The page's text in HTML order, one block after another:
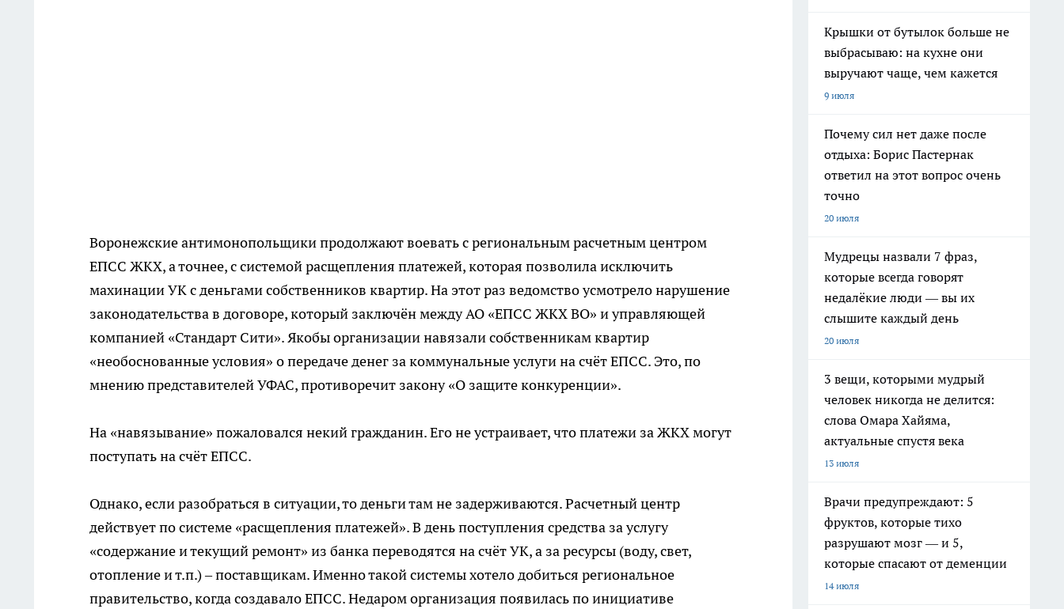
Воронежские антимонопольщики продолжают воевать с региональным расчетным центром
ЕПСС ЖКХ, а точнее, с системой расщепления платежей, которая позволила исключить
махинации УК с деньгами собственников квартир. На этот раз ведомство усмотрело нарушение
законодательства в договоре, который заключён между АО «ЕПСС ЖКХ ВО» и управляющей
компанией «Стандарт Сити». Якобы организации навязали собственникам квартир
«необоснованные условия» о передаче денег за коммунальные услуги на счёт ЕПСС. Это, по
мнению представителей УФАС, противоречит закону «О защите конкуренции».
На «навязывание» пожаловался некий гражданин. Его не устраивает, что платежи за ЖКХ могут
поступать на счёт ЕПСС.
Однако, если разобраться в ситуации, то деньги там не задерживаются. Расчетный центр
действует по системе «расщепления платежей». В день поступления средства за услугу
«содержание и текущий ремонт» из банка переводятся на счёт УК, а за ресурсы (воду, свет,
отопление и т.п.) – поставщикам. Именно такой системы хотело добиться региональное
правительство, когда создавало ЕПСС. Недаром организация появилась по инициативе
Крышки от бутылок больше не
выбрасываю: на кухне они
выручают чаще, чем кажется
9 июля
Почему сил нет даже после
отдыха: Борис Пастернак
ответил на этот вопрос очень
точно
20 июля
Мудрецы назвали 7 фраз,
которые всегда говорят
недалёкие люди — вы их
слышите каждый день
20 июля
3 вещи, которыми мудрый
человек никогда не делится:
слова Омара Хайяма,
актуальные спустя века
13 июля
Врачи предупреждают: 5
фруктов, которые тихо
разрушают мозг — и 5,
которые спасают от деменции
14 июля